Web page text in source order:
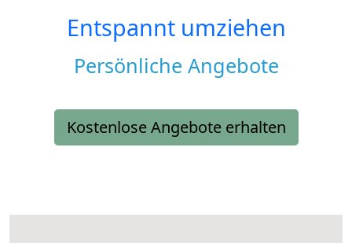
Entspannt umziehen
Persönliche Angebote
Kostenlose Angebote erhalten